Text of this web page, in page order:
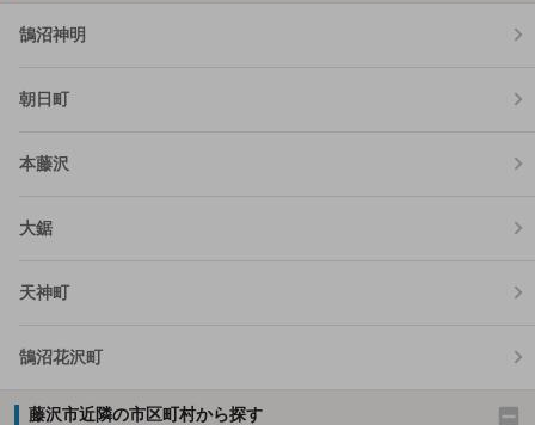
鵠沼神明
朝日町
本藤沢
大鋸
天神町
鵠沼花沢町
藤沢市近隣の市区町村から探す